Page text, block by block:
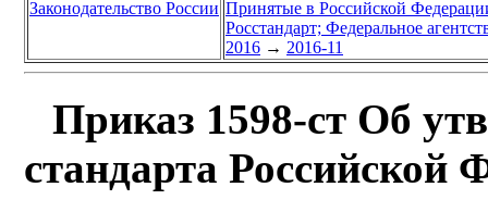
Законодательство России Принятые в Российской
Росстандарт; Федеральное
2016 → 2016-11
Приказ 1598-ст Об
стандарта Российской